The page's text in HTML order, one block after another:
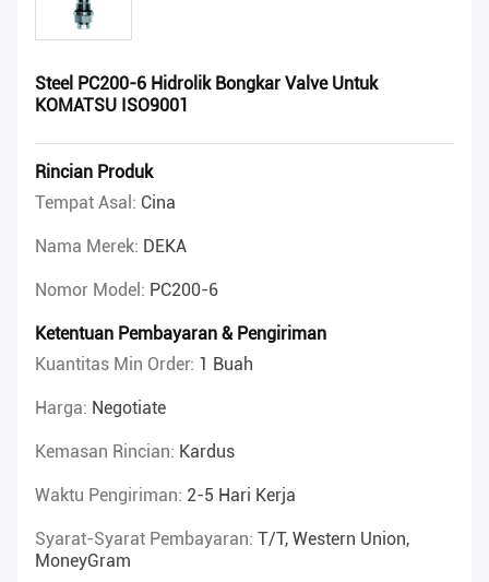
Steel PC200-6 Hidrolik Bongkar Valve Untuk
KOMATSU ISO9001
Rincian Produk
Tempat Asal: Cina
Nama Merek: DEKA
Nomor Model: PC200-6
Ketentuan Pembayaran & Pengiriman
Kuantitas Min Order: 1 Buah
Harga: Negotiate
Kemasan Rincian: Kardus
Waktu Pengiriman: 2-5 Hari Kerja
Syarat-Syarat Pembayaran: T/T, Western Union,
MoneyGram